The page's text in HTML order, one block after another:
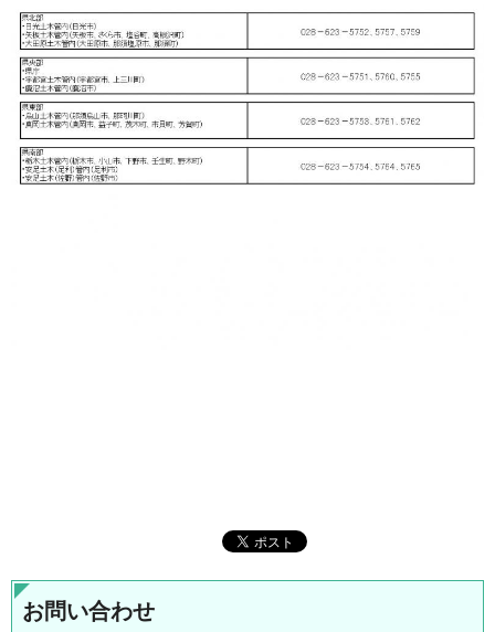
お問い合わせ